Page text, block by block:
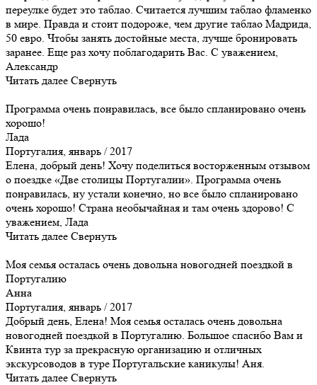
переулке будет это таблао. Считается лучшим таблао фламенко
в мире. Правда и стоит подороже, чем другие таблао Мадрида,
50 евро. Чтобы занять достойные места, лучше бронировать
заранее. Еще раз хочу поблагодарить Вас. С уважением,
Александр
Читать далее Свернуть
Программа очень понравилась, все было спланировано очень
хорошо!
Лада
Португалия, январь / 2017
Елена, добрый день! Хочу поделиться восторженным отзывом
о поездке «Две столицы Португалии». Программа очень
понравилась, ну устали конечно, но все было спланировано
очень хорошо! Страна необычайная и там очень здорово! С
уважением, Лада
Читать далее Свернуть
Моя семья осталась очень довольна новогодней поездкой в
Португалию
Анна
Португалия, январь / 2017
Добрый день, Елена! Моя семья осталась очень довольна
новогодней поездкой в Португалию. Большое спасибо Вам и
Квинта тур за прекрасную организацию и отличных
экскурсоводов в туре Португальские каникулы! Аня.
Читать далее Свернуть